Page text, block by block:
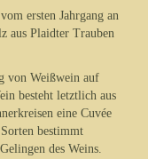
ersten Jahrgang an
aus Plaidter Trauben
von Weißwein auf
besteht letztlich aus
eine Cuvée
bestimmt
des Weins.